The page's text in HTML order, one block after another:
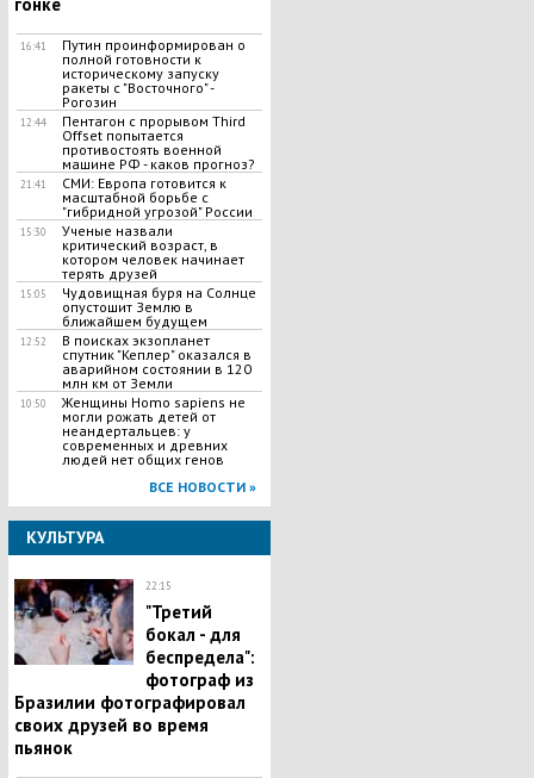
16:41
Путин проинформирован о
полной готовности к
историческому запуску
ракеты с "Восточного" -
Рогозин
12:44
Пентагон с прорывом Third
Offset попытается
противостоять военной
машине РФ - каков прогноз?
21:41
СМИ: Европа готовится к
масштабной борьбе с
"гибридной угрозой" России
15:30
Ученые назвали
критический возраст, в
котором человек начинает
терять друзей
15:05
Чудовищная буря на Солнце
опустошит Землю в
ближайшем будущем
12:52
В поисках экзопланет
спутник "Кеплер" оказался в
аварийном состоянии в 120
млн км от Земли
10:50
Женщины Homo sapiens не
могли рожать детей от
неандертальцев: у
современных и древних
людей нет общих генов
ВСЕ НОВОСТИ »
КУЛЬТУРА
22:15
"Третий
бокал - для
беспредела":
фотограф из
Бразилии фотографировал
своих друзей во время
пьянок